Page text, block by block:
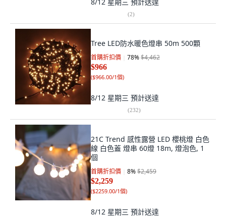
(2)
Tree LED防水暖色燈串 50m 500顆
首購折扣價 78%$4,462
$966
($966.00/1個)
8/12 星期三 預計送達
(232)
21C Trend 感性露營 LED 櫻桃燈 白色
線 白色蓋 燈串 60燈 18m, 燈泡色, 1
個
首購折扣價 8%$2,459
$2,259
($2259.00/1個)
8/12 星期三 預計送達